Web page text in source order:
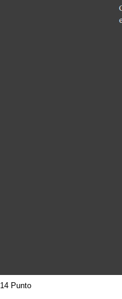
14 Punto